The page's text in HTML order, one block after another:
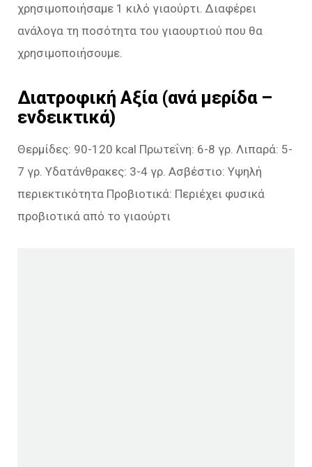
χρησιμοποιήσαμε 1 κιλό γιαούρτι. Διαφέρει
ανάλογα τη ποσότητα του γιαουρτιού που θα
χρησιμοποιήσουμε.
Διατροφική Αξία (ανά μερίδα –
ενδεικτικά)
Θερμίδες: 90-120 kcal Πρωτεΐνη: 6-8 γρ. Λιπαρά: 5-
7 γρ. Υδατάνθρακες: 3-4 γρ. Ασβέστιο: Υψηλή
περιεκτικότητα Προβιοτικά: Περιέχει φυσικά
προβιοτικά από το γιαούρτι